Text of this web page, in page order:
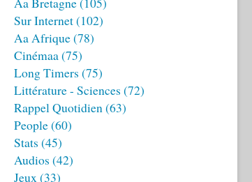
Sur Internet(102)
Aa Afrique(78)
Cinémaa(75)
Long Timers (75)
Littérature - Sciences (72)
Rappel Quotidien(63)
People(60)
Stats (45)
Audios (42)
Jeux(33)